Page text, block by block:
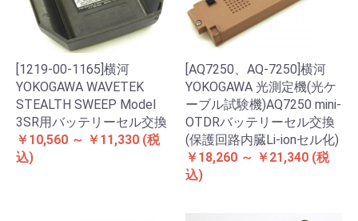
[1219-00-1165]横河
YOKOGAWA WAVETEK
STEALTH SWEEP Model
3SR用バッテリーセル交換
￥10,560 ～ ￥11,330 (税
込)
[AQ7250、AQ-7250]横河
YOKOGAWA 光測定機(光ケ
ーブル試験機)AQ7250 mini-
OTDRバッテリーセル交換
(保護回路内臓Li-ionセル化)
￥18,260 ～ ￥21,340 (税
込)